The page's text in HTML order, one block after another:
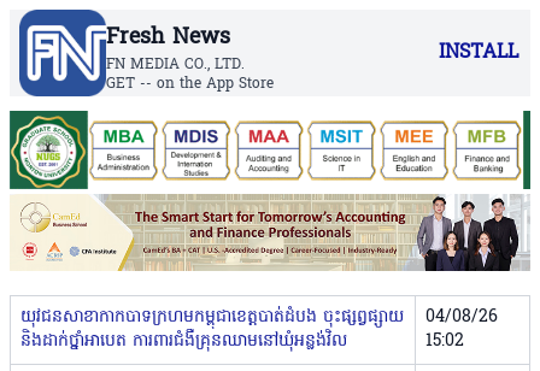
Fresh News
FN MEDIA CO., LTD.
GET -- on the App Store
INSTALL
យុវជនសាខាកាកបាទក្រហមកម្ពុជាខេត្តបាត់ដំបង ចុះផ្សព្វផ្សាយ
និងដាក់ថ្នាំអាបេត ការពារជំងឺគ្រុនឈាមនៅឃុំអន្លង់វិល
04/08/26
15:02